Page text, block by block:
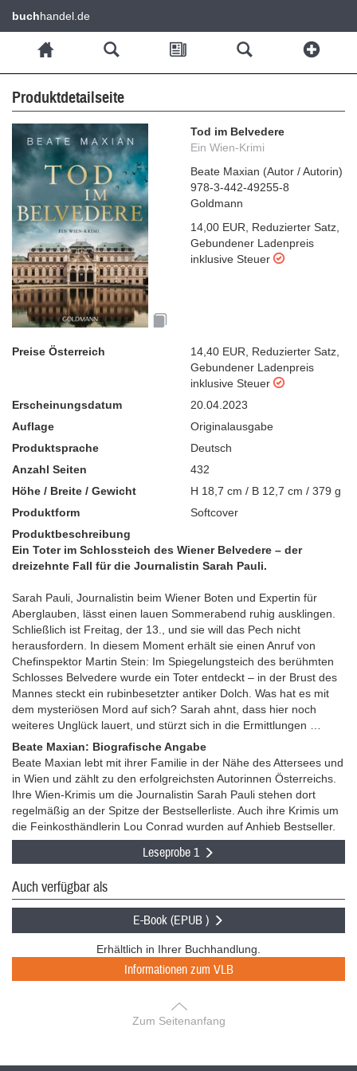
buchhandel.de
Produktdetailseite
Tod im Belvedere
Ein Wien-Krimi
Beate Maxian (Autor / Autorin)
978-3-442-49255-8
Goldmann
14,00 EUR
Reduzierter Satz
Gebundener Ladenpreis
inklusive Steuer
Preise Österreich 14,40 EUR Reduzierter Satz
Gebundener Ladenpreis
inklusive Steuer
Erscheinungsdatum
20.04.2023
Auflage
Originalausgabe
Produktsprache
Deutsch
Anzahl Seiten
432
Höhe / Breite / Gewicht
H 18,7 cm / B 12,7 cm / 379 g
Produktform
Softcover
Produktbeschreibung
Ein Toter im Schlossteich des Wiener Belvedere – der
dreizehnte Fall für die Journalistin Sarah Pauli.
Sarah Pauli, Journalistin beim Wiener Boten und Expertin für
Aberglauben, lässt einen lauen Sommerabend ruhig ausklingen.
Schließlich ist Freitag, der 13., und sie will das Pech nicht
herausfordern. In diesem Moment erhält sie einen Anruf von
Chefinspektor Martin Stein: Im Spiegelungsteich des berühmten
Schlosses Belvedere wurde ein Toter entdeckt – in der Brust des
Mannes steckt ein rubinbesetzter antiker Dolch. Was hat es mit
dem mysteriösen Mord auf sich? Sarah ahnt, dass hier noch
weiteres Unglück lauert, und stürzt sich in die Ermittlungen …
Beate Maxian: Biografische Angabe
Beate Maxian lebt mit ihrer Familie in der Nähe des Attersees und
in Wien und zählt zu den erfolgreichsten Autorinnen Österreichs.
Ihre Wien-Krimis um die Journalistin Sarah Pauli stehen dort
regelmäßig an der Spitze der Bestsellerliste. Auch ihre Krimis um
die Feinkosthändlerin Lou Conrad wurden auf Anhieb Bestseller.
Leseprobe 1
Auch verfügbar als
E-Book (EPUB )
Erhältlich in Ihrer Buchhandlung.
Informationen zum VLB
Zum Seitenanfang